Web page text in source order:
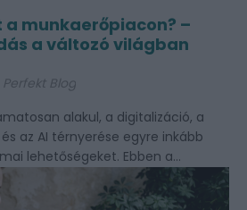
munkaerőpiacon? –
a változó világban
Perfekt Blog
alakul, a digitalizáció, a
az AI térnyerése egyre inkább
lehetőségeket. Ebben a...